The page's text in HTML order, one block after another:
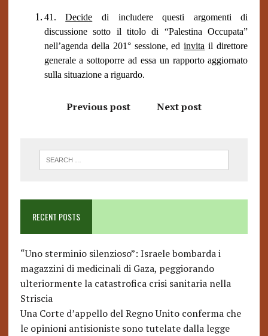
41.Decide di includere questi argomenti di
discussione sotto il titolo di “Palestina Occupata”
nell’agenda della 201° sessione, edinvita il direttore
generale a sottoporre ad essa un rapporto aggiornato
sulla situazione a riguardo.
Previous post Next post
RECENT POSTS
“Uno sterminio silenzioso”: Israele bombarda i
magazzini di medicinali di Gaza, peggiorando
ulteriormente la catastrofica crisi sanitaria nella
Striscia
Una Corte d’appello del Regno Unito conferma che
le opinioni antisioniste sono tutelate dalla legge